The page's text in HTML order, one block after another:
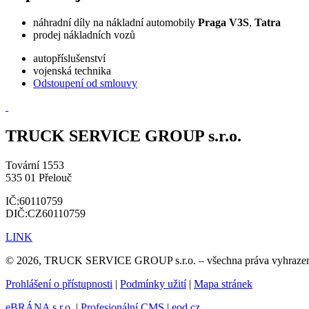
náhradní díly na nákladní automobily Praga V3S, Tatra
prodej nákladních vozů
autopříslušenství
vojenská technika
Odstoupení od smlouvy
TRUCK SERVICE GROUP s.r.o.
Tovární 1553
535 01 Přelouč
IČ:60110759
DIČ:CZ60110759
LINK
© 2026, TRUCK SERVICE GROUP s.r.o. – všechna práva
Prohlášení o přístupnosti | Podmínky užití| Mapa stránek